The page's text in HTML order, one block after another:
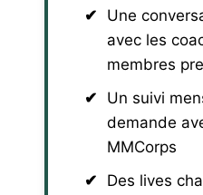
Une
avec les
membres
Un suivi
demande
MMCorps
Des lives